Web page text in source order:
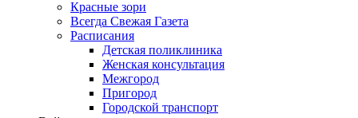
Красные зори
Всегда Свежая Газета
Расписания
Детская поликлиника
Женская консультация
Межгород
Пригород
Городской транспорт